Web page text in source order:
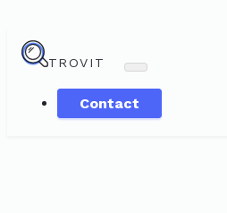
TROVIT
Contact